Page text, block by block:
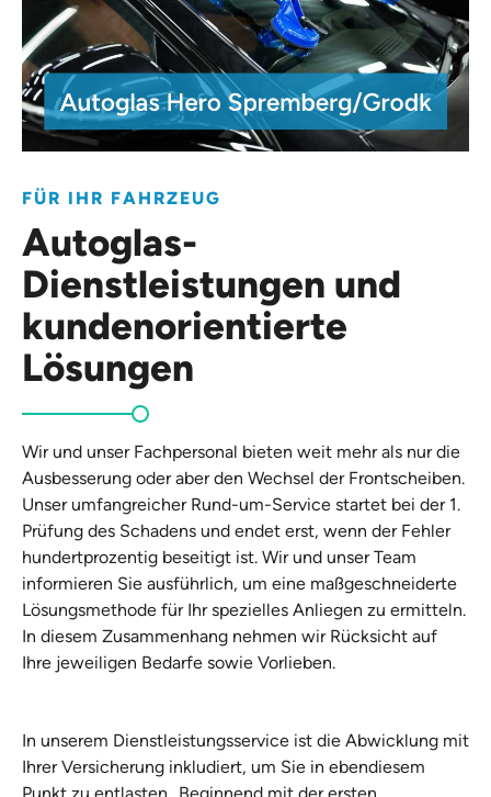
FÜR IHR FAHRZEUG
Autoglas-
Dienstleistungen und
kundenorientierte
Lösungen
Wir und unser Fachpersonal bieten weit mehr als nur die
Ausbesserung oder aber den Wechsel der Frontscheiben.
Unser umfangreicher Rund-um-Service startet bei der 1.
Prüfung des Schadens und endet erst, wenn der Fehler
hundertprozentig beseitigt ist. Wir und unser Team
informieren Sie ausführlich, um eine maßgeschneiderte
Lösungsmethode für Ihr spezielles Anliegen zu ermitteln.
In diesem Zusammenhang nehmen wir Rücksicht auf
Ihre jeweiligen Bedarfe sowie Vorlieben.
In unserem Dienstleistungsservice ist die Abwicklung mit
Ihrer Versicherung inkludiert, um Sie in ebendiesem